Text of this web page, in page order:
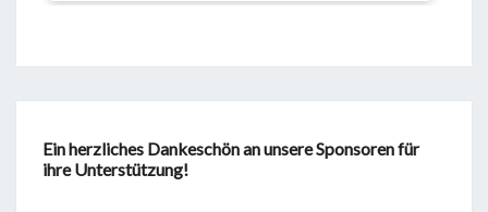
Ein herzliches Dankeschön an unsere Sponsoren für
ihre Unterstützung!